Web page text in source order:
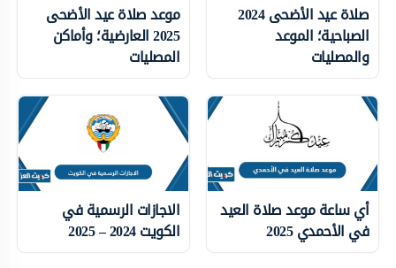
صلاة عيد الأضحى 2024
الصباحية؛ الموعد
والمصليات
موعد صلاة عيد الأضحى
2025 العارضية؛ وأماكن
المصليات
أي ساعة موعد صلاة العيد
في الأحمدي 2025
الاجازات الرسمية في
الكويت 2024 – 2025